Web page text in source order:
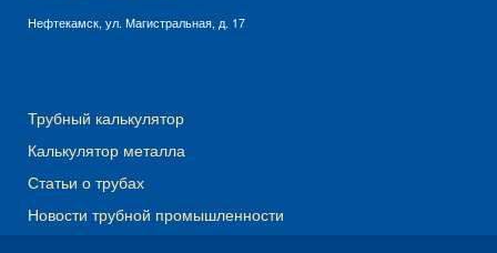
Нефтекамск, ул. Магистральная, д. 17
Трубный калькулятор
Калькулятор металла
Статьи о трубах
Новости трубной промышленности